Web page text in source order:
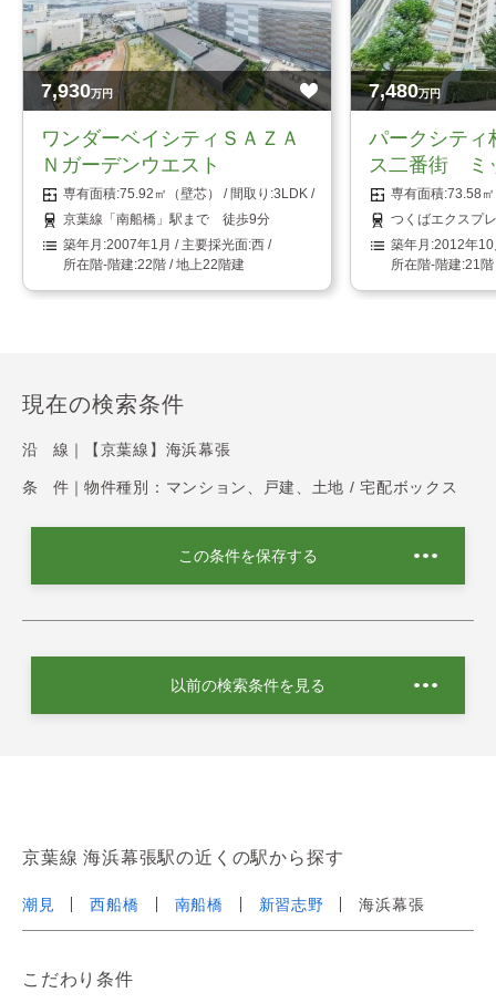
7,930万円
ワンダーベイシティＳＡＺＡ
Ｎガーデンウエスト
75.92㎡（壁芯）
3LDK
京葉線「南船橋」駅まで 徒歩9分
2007年1月
西
22階 / 地上22階建
7,480万円
パークシティ
ス二番街 ミ
73.58
つくばエクスプ
2012年10
21階
現在の検索条件
沿 線｜ 【京葉線】海浜幕張
条 件｜ 物件種別：マンション、戸建、土地 / 宅配ボックス
この条件を保存する
以前の検索条件を見る
京葉線 海浜幕張駅の近くの駅から探す
潮見 西船橋 南船橋 新習志野 海浜幕張
こだわり条件